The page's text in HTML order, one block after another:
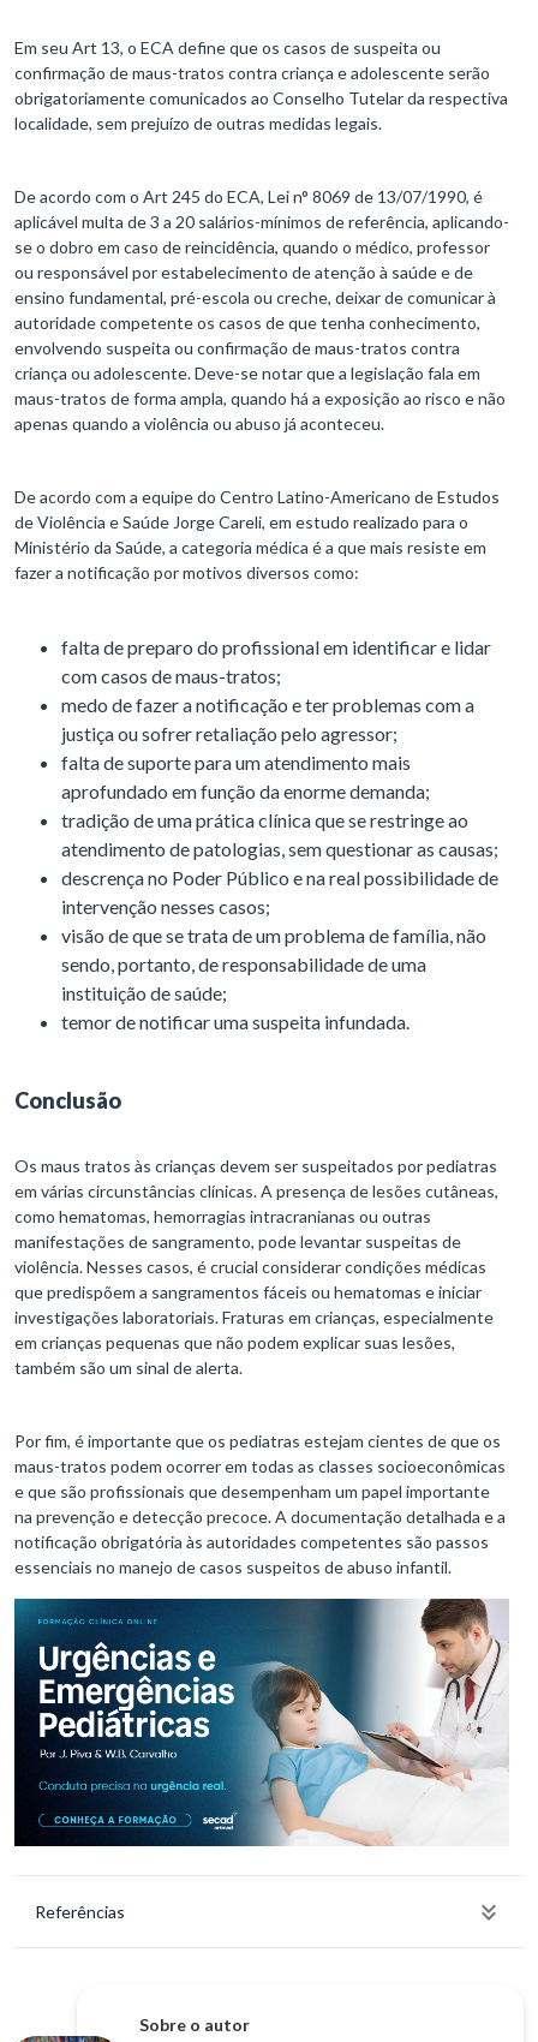
Em seu Art 13, o ECA define que os casos de suspeita ou
confirmação de maus-tratos contra criança e adolescente serão
obrigatoriamente comunicados ao Conselho Tutelar da respectiva
localidade, sem prejuízo de outras medidas legais.
De acordo com o Art 245 do ECA, Lei n° 8069 de 13/07/1990, é
aplicável multa de 3 a 20 salários-mínimos de referência, aplicando-
se o dobro em caso de reincidência, quando o médico, professor
ou responsável por estabelecimento de atenção à saúde e de
ensino fundamental, pré-escola ou creche, deixar de comunicar à
autoridade competente os casos de que tenha conhecimento,
envolvendo suspeita ou confirmação de maus-tratos contra
criança ou adolescente. Deve-se notar que a legislação fala em
maus-tratos de forma ampla, quando há a exposição ao risco e não
apenas quando a violência ou abuso já aconteceu.
De acordo com a equipe do Centro Latino-Americano de Estudos
de Violência e Saúde Jorge Careli, em estudo realizado para o
Ministério da Saúde, a categoria médica é a que mais resiste em
fazer a notificação por motivos diversos como:
falta de preparo do profissional em identificar e lidar
com casos de maus-tratos;
medo de fazer a notificação e ter problemas com a
justiça ou sofrer retaliação pelo agressor;
falta de suporte para um atendimento mais
aprofundado em função da enorme demanda;
tradição de uma prática clínica que se restringe ao
atendimento de patologias, sem questionar as causas;
descrença no Poder Público e na real possibilidade de
intervenção nesses casos;
visão de que se trata de um problema de família, não
sendo, portanto, de responsabilidade de uma
instituição de saúde;
temor de notificar uma suspeita infundada.
Conclusão
Os maus tratos às crianças devem ser suspeitados por pediatras
em várias circunstâncias clínicas. A presença de lesões cutâneas,
como hematomas, hemorragias intracranianas ou outras
manifestações de sangramento, pode levantar suspeitas de
violência. Nesses casos, é crucial considerar condições médicas
que predispõem a sangramentos fáceis ou hematomas e iniciar
investigações laboratoriais. Fraturas em crianças, especialmente
em crianças pequenas que não podem explicar suas lesões,
também são um sinal de alerta.
Por fim, é importante que os pediatras estejam cientes de que os
maus-tratos podem ocorrer em todas as classes socioeconômicas
e que são profissionais que desempenham um papel importante
na prevenção e detecção precoce. A documentação detalhada e a
notificação obrigatória às autoridades competentes são passos
essenciais no manejo de casos suspeitos de abuso infantil.
Referências
Sobre o autor